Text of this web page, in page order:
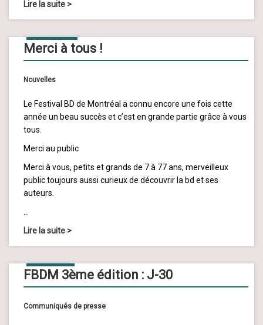
Lire la suite >
Merci à tous !
Nouvelles
Le Festival BD de Montréal a connu encore une fois cette
année un beau succès et c’est en grande partie grâce à vous
tous.
Merci au public
Merci à vous, petits et grands de 7 à 77 ans, merveilleux
public toujours aussi curieux de découvrir la bd et ses
auteurs.
…
Lire la suite >
FBDM 3ème édition : J-30
Communiqués de presse